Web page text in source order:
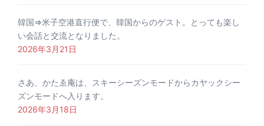
韓国⇒米子空港直行便で、韓国からのゲスト。とっても楽し
い会話と交流となりました。
2026年3月21日
さあ、かたゑ庵は、スキーシーズンモードからカヤックシー
ズンモードへ入ります。
2026年3月18日